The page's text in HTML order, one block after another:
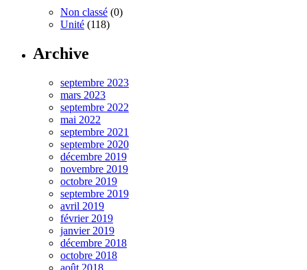
Non classé (0)
Unité (118)
Archive
septembre 2023
mars 2023
septembre 2022
mai 2022
septembre 2021
septembre 2020
décembre 2019
novembre 2019
octobre 2019
septembre 2019
avril 2019
février 2019
janvier 2019
décembre 2018
octobre 2018
août 2018